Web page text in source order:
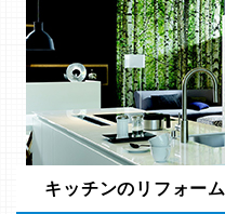
キッチンのリフォーム